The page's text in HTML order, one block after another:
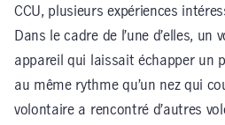
CCU, plusieurs expériences
Dans le cadre de l’une d’elles, un
appareil qui laissait échapper un
au même rythme qu’un nez qui
volontaire a rencontré d’autres